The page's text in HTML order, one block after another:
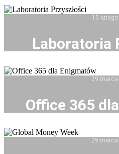
15
Laboratoria
29 marca
Office 365
29 marca